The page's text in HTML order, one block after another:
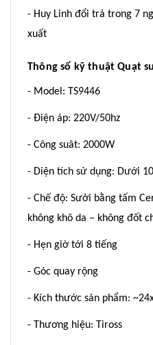
- Huy Linh đổi trả trong 7
xuất
Thông số kỹ thuật Quạt
- Model: TS9446
- Điện áp: 220V/50hz
- Công suât: 2000W
- Diện tích sử dụng: Dưới
- Chế độ: Sưởi bằng tấm
không khô da – không đốt
- Hẹn giờ tới 8 tiếng
- Góc quay rộng
- Kích thước sản phẩm:
- Thương hiệu: Tiross